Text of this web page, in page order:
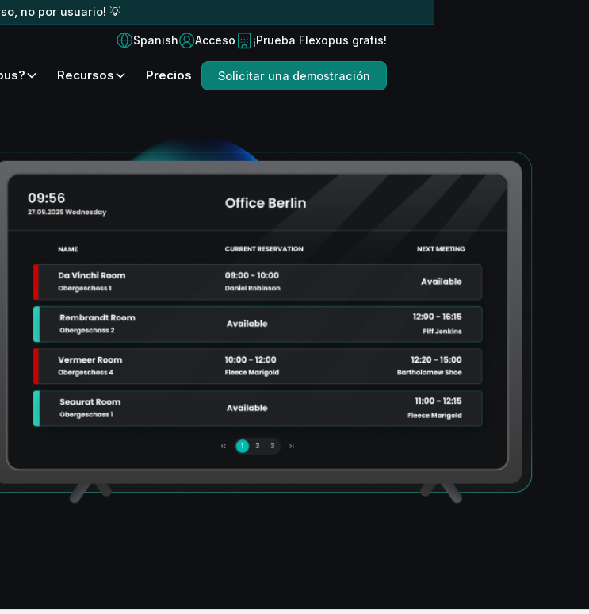
no por usuario! 💡
Spanish Acceso ¡Prueba Flexopus gratis!
Recursos Precios Solicitar una demostración